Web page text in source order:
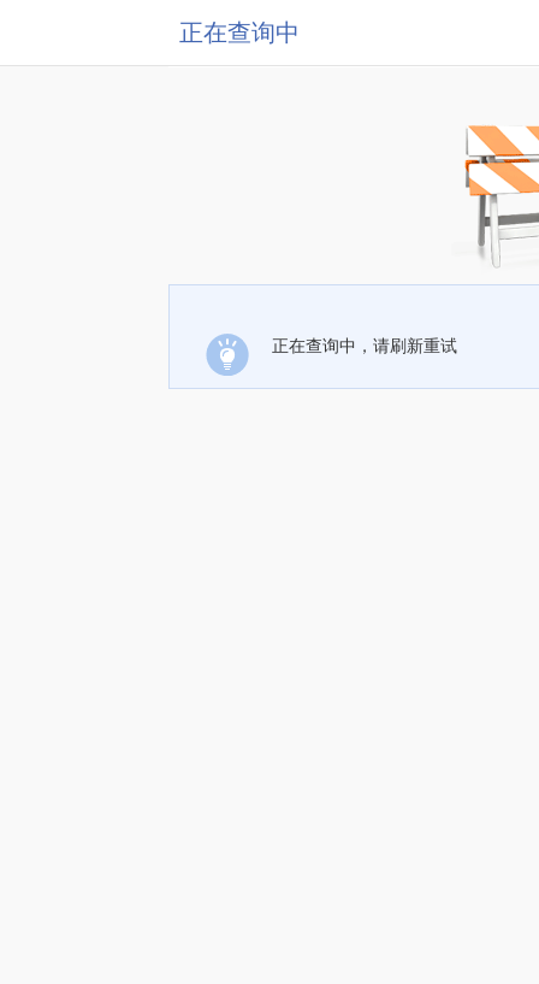
正在查询中
正在查询中，请刷新重试